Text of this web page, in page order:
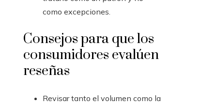
como excepciones.
Consejos para que los
consumidores evalúen
reseñas
Revisar tanto el volumen como la